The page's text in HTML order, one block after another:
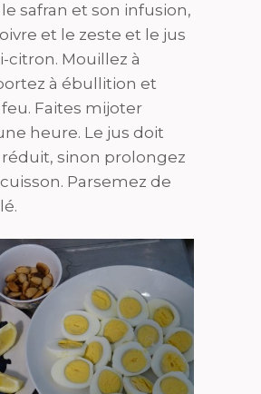
safran et son infusion,
et le zeste et le jus
citron. Mouillez à
à ébullition et
Faites mijoter
heure. Le jus doit
sinon prolongez
Parsemez de